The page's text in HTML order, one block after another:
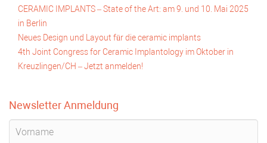
CERAMIC IMPLANTS – State of the Art: am 9. und 10. Mai 2025
in Berlin
Neues Design und Layout für die ceramic implants
4th Joint Congress for Ceramic Implantology im Oktober in
Kreuzlingen/CH – Jetzt anmelden!
Newsletter Anmeldung